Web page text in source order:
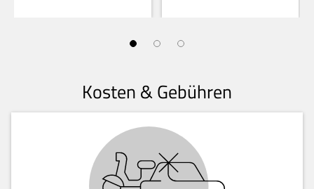
Kosten & Gebühren